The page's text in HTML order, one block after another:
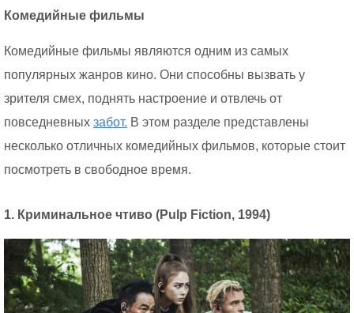
Комедийные фильмы
Комедийные фильмы являются одним из самых
популярных жанров кино. Они способны вызвать у
зрителя смех, поднять настроение и отвлечь от
повседневных забот. В этом разделе представлены
несколько отличных комедийных фильмов, которые стоит
посмотреть в свободное время.
1. Криминальное чтиво (Pulp Fiction, 1994)